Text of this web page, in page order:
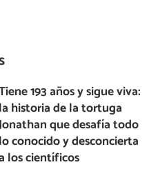
193 años y sigue viva:
la historia de la tortuga
que desafía todo
lo conocido y desconcierta
los científicos